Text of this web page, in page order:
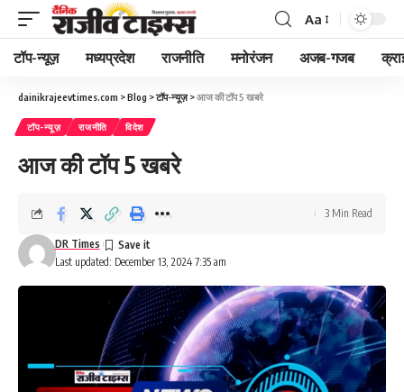
Font
Resizer
Aa
टॉप-न्यूज़ मध्यप्रदेश राजनीति मनोरंजन अजब-गजब
dainikrajeevtimes.com >Blog >टॉप-न्यूज़>आज की टॉप 5 खबरे
टॉप-न्यूज़ राजनीति विदेश
आज की टॉप 5 खबरे
Last updated: December 13, 2024 7:35 am
DR Times
3 Min Read